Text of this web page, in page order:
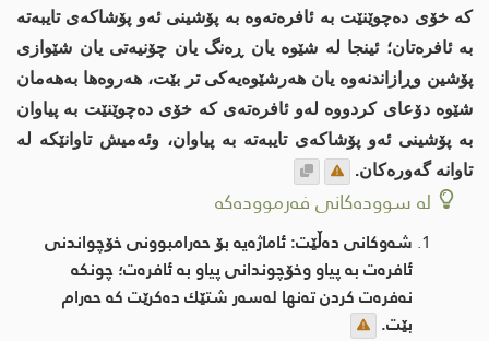
كە خۆی دەچوێنێت بە ئافرەتەوە بە پۆشینی ئەو پۆشاكەی تایبەتە
بە ئافرەتان؛ ئینجا لە شێوە یان ڕەنگ یان چۆنیەتی یان شێوازی
پۆشین وڕازاندنەوە یان هەرشێوەیەكی تر بێت، هەروەها بەهەمان
شێوە دۆعای كردووە لەو ئافرەتەی كە خۆی دەچوێنێت بە پیاوان
بە پۆشینی ئەو پۆشاكەی تایبەتە بە پیاوان، وئەمیش تاوانێكە لە
تاوانە گەورەكان.
لە سوودەکانی فەرموودەکە
شەوكانی دەڵێت: ئاماژەیە بۆ حەرامبوونی خۆچواندنی
ئافرەت بە پیاو وخۆچوندانی پیاو بە ئافرەت؛ چونكە
نەفرەت كردن تەنها لەسەر شتێك دەكرێت كە حەرام
بێت.